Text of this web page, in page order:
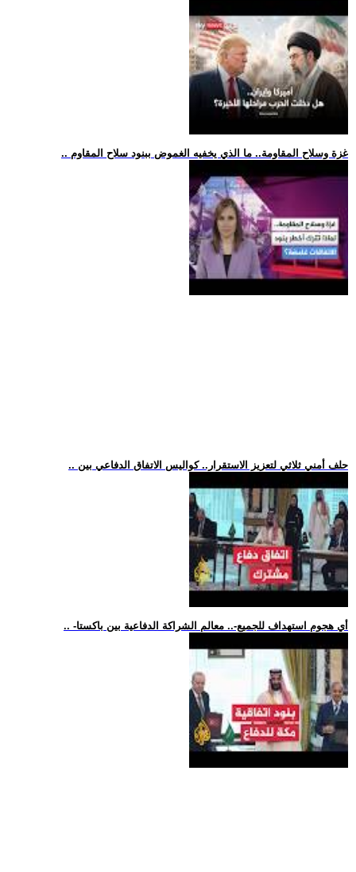
.. غزة وسلاح المقاومة.. ما الذي يخفيه الغموض ببنود سلاح المقاوم
.. حلف أمني ثلاثي لتعزيز الاستقرار.. كواليس الاتفاق الدفاعي بين
.. -أي هجوم استهداف للجميع-.. معالم الشراكة الدفاعية بين باكستا